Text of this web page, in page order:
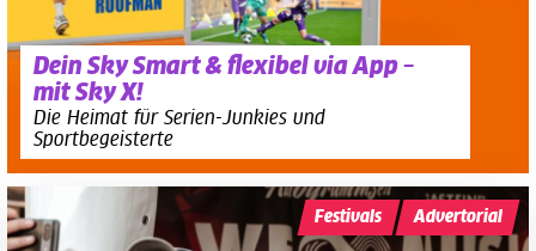
Dein Sky Smart & flexibel via App –
mit Sky X!
Die Heimat für Serien-Junkies und
Sportbegeisterte
Festivals Advertorial